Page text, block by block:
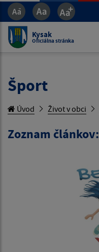
Kysak
Oficiálna stránka
Šport
Úvod Život v obci
Zoznam článkov: